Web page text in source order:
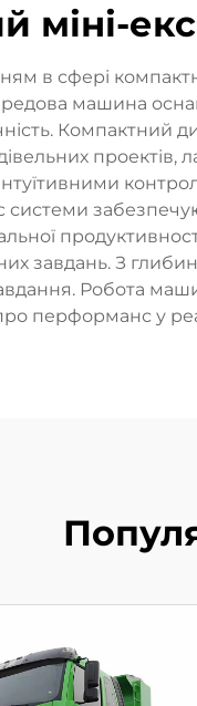
міні-
в сфері
машина
Компактний
завдань. З
Робота
перформанс у